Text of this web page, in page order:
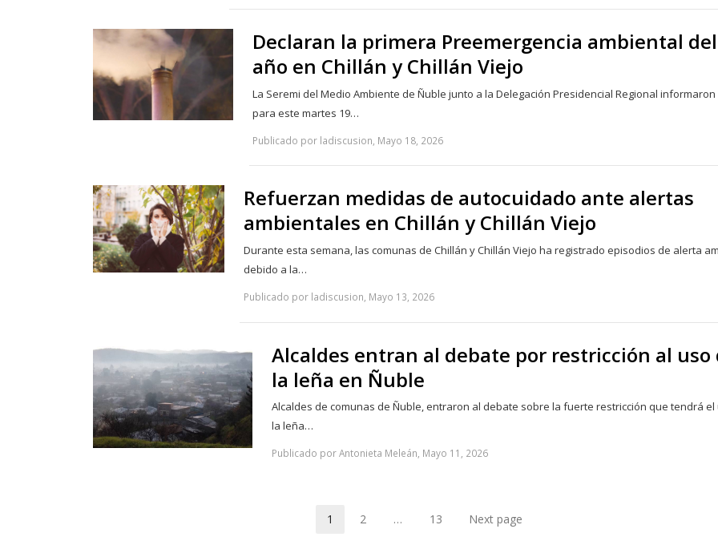
Declaran la primera Preemergencia ambiental del
año en Chillán y Chillán Viejo
La Seremi del Medio Ambiente de Ñuble junto a la Delegación Presidencial Regional informaron
para este martes 19…
Publicado por ladiscusion, Mayo 18, 2026
Refuerzan medidas de autocuidado ante alertas
ambientales en Chillán y Chillán Viejo
Durante esta semana, las comunas de Chillán y Chillán Viejo ha registrado episodios de alerta
debido a la…
Publicado por ladiscusion, Mayo 13, 2026
Alcaldes entran al debate por restricción al uso
la leña en Ñuble
Alcaldes de comunas de Ñuble, entraron al debate sobre la fuerte restricción que tendrá el
la leña…
Publicado por Antonieta Meleán, Mayo 11, 2026
Page
1 Page
2 … 13 Next page